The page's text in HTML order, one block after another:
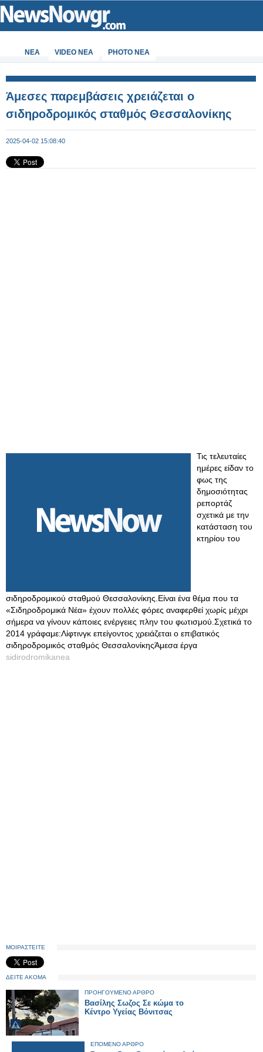
ΝΕΑ VIDEO NEA PHOTO NEA
Άμεσες παρεμβάσεις χρειάζεται ο
σιδηροδρομικός σταθμός Θεσσαλονίκης
2025-04-02 15:08:40
Τις τελευταίες
ημέρες είδαν το
φως της
δημοσιότητας
ρεπορτάζ
σχετικά με την
κατάσταση του
κτηρίου του
σιδηροδρομικού σταθμού Θεσσαλονίκης.Είναι ένα θέμα που τα
«Σιδηροδρομικά Νέα» έχουν πολλές φόρες αναφερθεί χωρίς μέχρι
σήμερα να γίνουν κάποιες ενέργειες πλην του φωτισμού.Σχετικά το
2014 γράφαμε:Λίφτινγκ επείγοντος χρειάζεται ο επιβατικός
σιδηροδρομικός σταθμός ΘεσσαλονίκηςΆμεσα έργα
sidirodromikanea
ΜΟΙΡΑΣΤΕΙΤΕ
ΔΕΙΤΕ ΑΚΟΜΑ
ΠΡΟΗΓΟΥΜΕΝΟ ΑΡΘΡΟ
Βασίλης Σωζος Σε κώμα το
Κέντρο Υγείας Βόνιτσας
ΕΠΟΜΕΝΟ ΑΡΘΡΟ